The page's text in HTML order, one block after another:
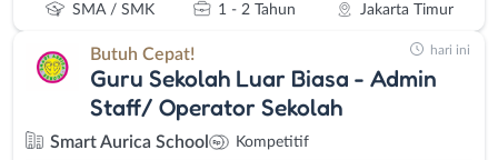
SMA / SMK 1 - 2 Tahun Jakarta Timur
Butuh Cepat!
Guru Sekolah Luar Biasa - Admin
Staff/ Operator Sekolah
Smart Aurica School Kompetitif
hari ini